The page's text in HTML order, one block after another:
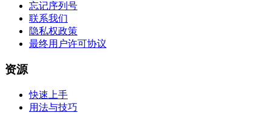
忘记序列号
联系我们
隐私权政策
最终用户许可协议
资源
快速上手
用法与技巧